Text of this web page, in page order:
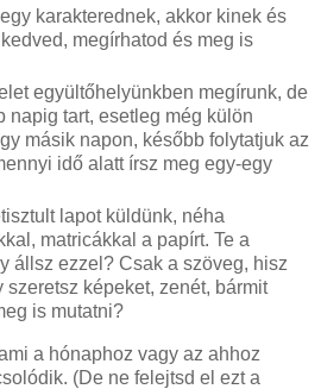
karakterednek, akkor kinek és
megírhatod és meg is
együltőhelyünkben megírunk, de
napig tart, esetleg még külön
másik napon, később folytatjuk az
idő alatt írsz meg egy-egy
lapot küldünk, néha
matricákkal a papírt. Te a
állsz ezzel? Csak a szöveg, hisz
szeretsz képeket, zenét, bármit
is mutatni?
a hónaphoz vagy az ahhoz
(De ne felejtsd el ezt a